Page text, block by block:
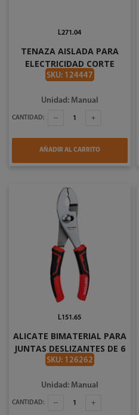
TENAZA AISLADA PARA
ELECTRICIDAD CORTE
DIAGONAL PREMIUM DE 6
SKU: 124447
L271.04
Unidad: Manual
CANTIDAD:
AÑADIR AL CARRITO
ALICATE BIMATERIAL PARA
JUNTAS DESLIZANTES DE 6
PLG CRAFTSMAN
SKU: 126262
L151.65
Unidad: Manual
CANTIDAD: